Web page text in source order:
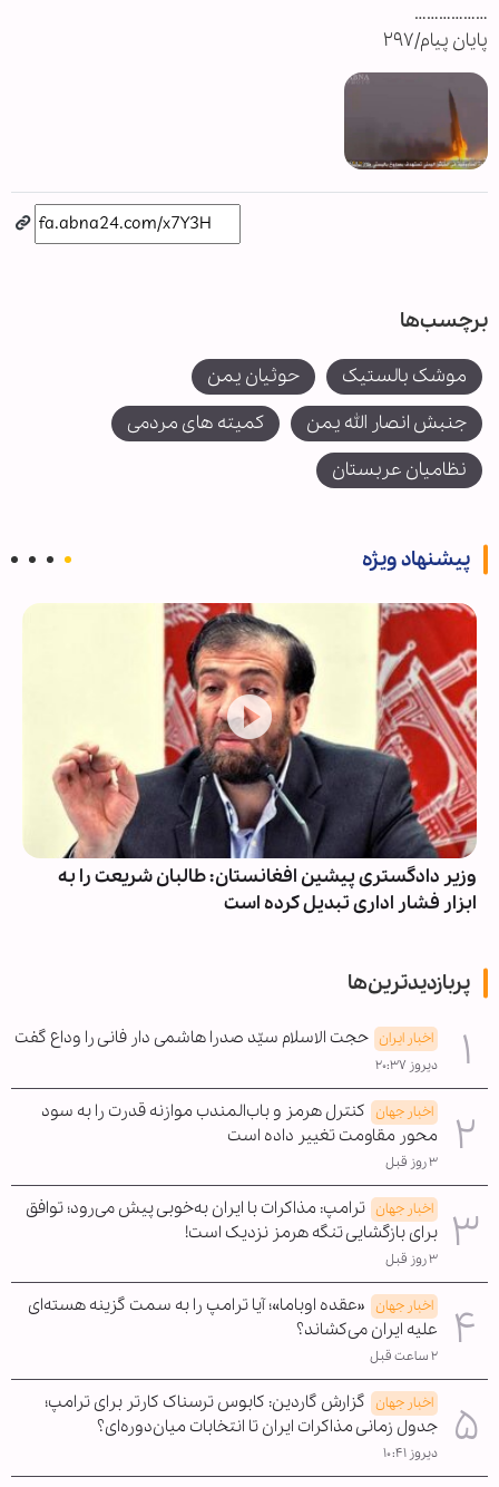
………………
پایان پیام/۲۹۷
برچسب‌ها
موشک بالستیک
حوثیان یمن
جنبش انصار الله یمن
کمیته های مردمی
نظامیان عربستان
پیشنهاد ویژه
وزیر دادگستری پیشین افغانستان: طالبان شریعت را به
ابزار فشار اداری تبدیل کرده است
پربازدیدترین‌ها
اخبار ایران حجت الاسلام سیّد صدرا هاشمی دار فانی را وداع گفت
دیروز ۲۰:۳۷
اخبار جهان کنترل هرمز و باب‌المندب موازنه قدرت را به سود
محور مقاومت تغییر داده است
۳ روز قبل
اخبار جهان ترامپ: مذاکرات با ایران به‌خوبی پیش می‌رود؛ توافق
برای بازگشایی تنگه هرمز نزدیک است!
۳ روز قبل
اخبار جهان «عقده اوباما»؛ آیا ترامپ را به سمت گزینه هسته‌ای
علیه ایران می‌کشاند؟
۲ ساعت قبل
اخبار جهان گزارش گاردین: کابوس ترسناک کارتر برای ترامپ؛
جدول زمانی مذاکرات ایران تا انتخابات میان‌دوره‌ای؟
دیروز ۱۰:۴۱